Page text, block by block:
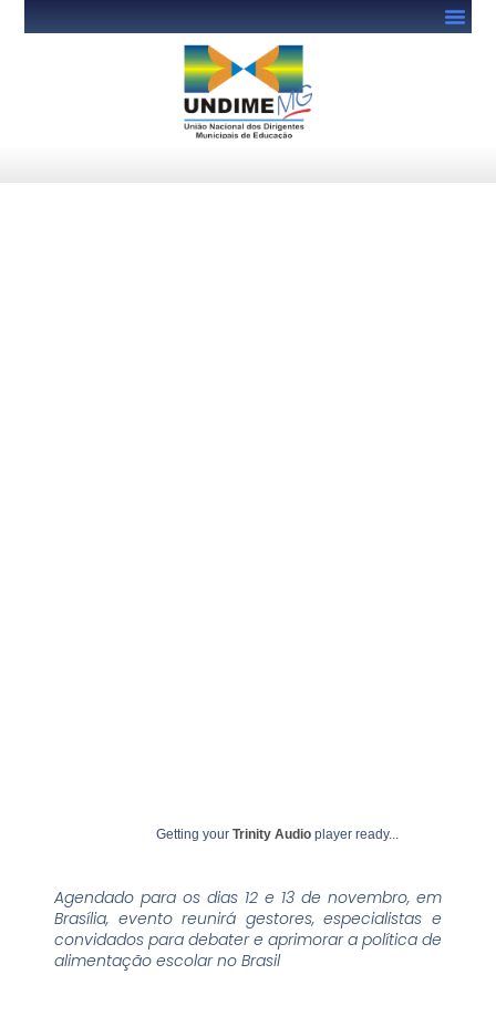
Getting your Trinity Audioplayer ready...
Agendado para os dias 12 e 13 de novembro, em
Brasília, evento reunirá gestores, especialistas e
convidados para debater e aprimorar a política de
alimentação escolar no Brasil